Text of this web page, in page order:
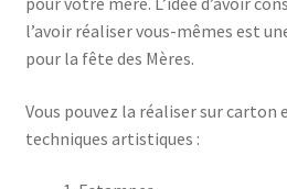
l’avoir réaliser vous-mêmes est
pour la fête des Mères.
Vous pouvez la réaliser sur
techniques artistiques :